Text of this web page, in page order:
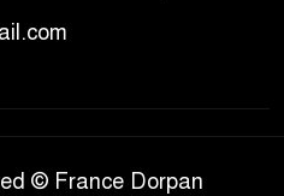
© France Dorpan